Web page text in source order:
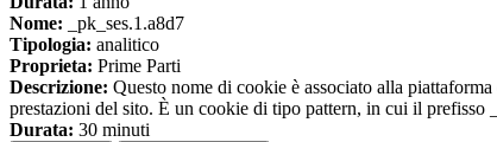
Nome: _pk_ses.1.a8d7
Tipologia: analitico
Proprieta: Prime Parti
Descrizione: Questo nome di cookie è associato alla
prestazioni del sito. È un cookie di tipo pattern, in cui il prefisso
Durata: 30 minuti